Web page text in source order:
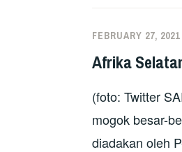
FEBRUARY 27, 2021
Afrika
(foto: Twitter
mogok besar-
diadakan oleh